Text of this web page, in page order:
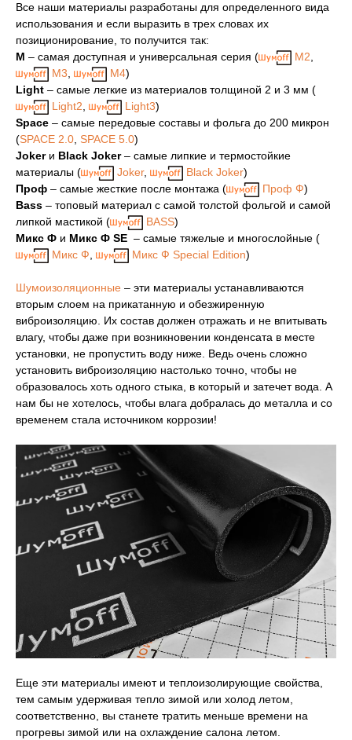
Все наши материалы разработаны для определенного вида
использования и если выразить в трех словах их
позиционирование, то получится так:
М – самая доступная и универсальная серия ( М2
М3
М4)
Light – самые легкие из материалов толщиной 2 и 3 мм (
Light2
Light3)
Space – самые передовые составы и фольга до 200 микрон
(SPACE 2.0 SPACE 5.0)
Jokerи Black Joker– самые липкие и термостойкие
материалы (
Joker, Black Joker)
Проф – самые жесткие после монтажа ( Проф Ф)
Bass – топовый материал с самой толстой фольгой и самой
липкой мастикой (
BASS)
Микс Ф и Микс Ф SE – самые тяжелые и многослойные (
Микс Ф
Микс Ф Special Edition)
Шумоизоляционные – эти материалы устанавливаются
вторым слоем на прикатанную и обезжиренную
виброизоляцию. Их состав должен отражать и не впитывать
влагу, чтобы даже при возникновении конденсата в месте
установки, не пропустить воду ниже. Ведь очень сложно
установить виброизоляцию настолько точно, чтобы не
образовалось хоть одного стыка, в который и затечет вода. А
нам бы не хотелось, чтобы влага добралась до металла и со
временем стала источником коррозии!
Еще эти материалы имеют и теплоизолирующие свойства,
тем самым удерживая тепло зимой или холод летом,
соответственно, вы станете тратить меньше времени на
прогревы зимой или на охлаждение салона летом.